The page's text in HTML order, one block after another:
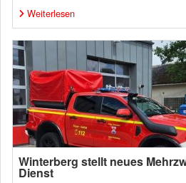
Weiterlesen
Winterberg stellt neues
Dienst